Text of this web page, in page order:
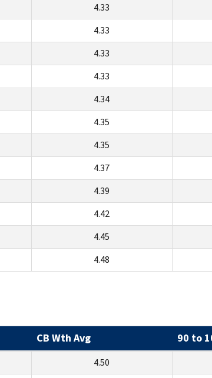
4.33
4.33
4.33
4.33
4.34
4.35
4.35
4.37
4.39
4.42
4.45
4.48
CB Wth Avg 90 to
4.50